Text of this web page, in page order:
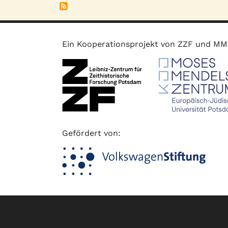
Ein Kooperationsprojekt von ZZF und
Gefördert von: